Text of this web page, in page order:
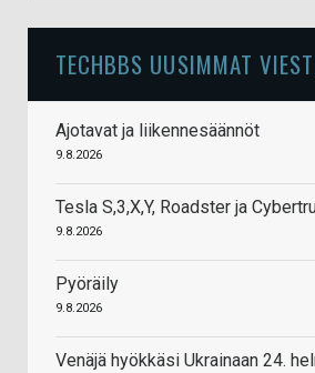
TECHBBS UUSIMMAT
Ajotavat ja liikennesäännöt
9.8.2026
Tesla S,3,X,Y, Roadster ja
9.8.2026
Pyöräily
9.8.2026
Venäjä hyökkäsi Ukrainaan 24.